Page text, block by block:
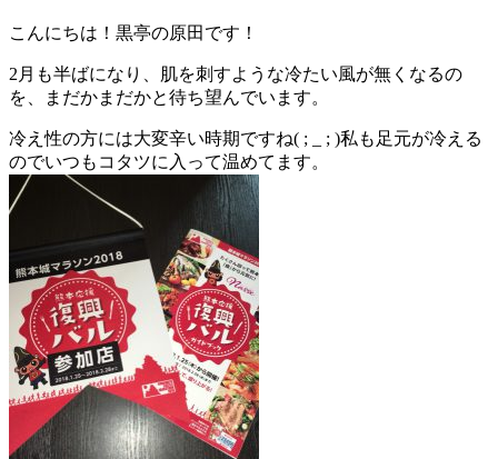
こんにちは！黒亭の原田です！
2月も半ばになり、肌を刺すような冷たい風が無くなるの
を、まだかまだかと待ち望んでいます。
冷え性の方には大変辛い時期ですね( ; _ ; )私も足元が冷える
のでいつもコタツに入って温めてます。